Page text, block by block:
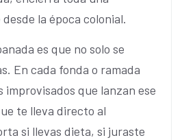
la época colonial.
es que no solo se
En cada fonda o ramada
que lanzan ese
te lleva directo al
si llevas dieta, si juraste